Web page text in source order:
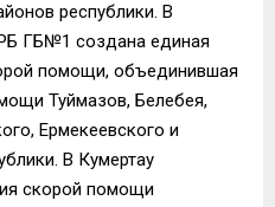
республики. В
ГБ№1 создана единая
помощи, объединившая
Туймазов, Белебея,
Ермекеевского и
В Кумертау
скорой помощи